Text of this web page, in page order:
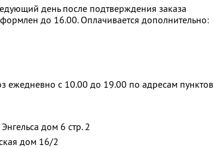
день после подтверждения заказа
до 16.00. Оплачивается дополнительно:
ежедневно с 10.00 до 19.00 по адресам пунктов
дом 6 стр. 2
дом 16/2